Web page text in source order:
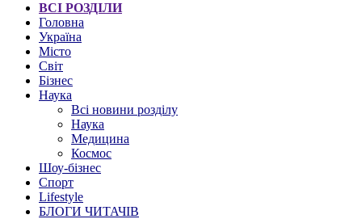
ВСІ РОЗДІЛИ
Головна
Україна
Місто
Світ
Бізнес
Наука
Всі новини розділу
Наука
Медицина
Космос
Шоу-бізнес
Спорт
Lifestyle
БЛОГИ ЧИТАЧІВ